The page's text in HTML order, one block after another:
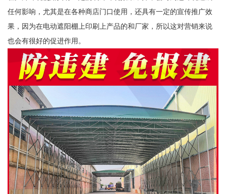
任何影响，尤其是在各种商店门口使用，还具有一定的宣传推广效
果，因为在电动遮阳棚上印刷上产品的和厂家，所以这对营销来说
也会有很好的促进作用。